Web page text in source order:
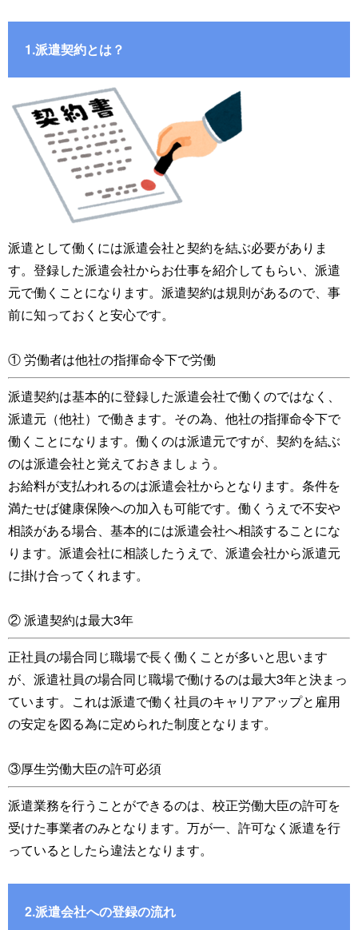
1.派遣契約とは？
派遣として働くには派遣会社と契約を結ぶ必要がありま
す。登録した派遣会社からお仕事を紹介してもらい、派遣
元で働くことになります。派遣契約は規則があるので、事
前に知っておくと安心です。
① 労働者は他社の指揮命令下で労働
派遣契約は基本的に登録した派遣会社で働くのではなく、
派遣元（他社）で働きます。その為、他社の指揮命令下で
働くことになります。働くのは派遣元ですが、契約を結ぶ
のは派遣会社と覚えておきましょう。
お給料が支払われるのは派遣会社からとなります。条件を
満たせば健康保険への加入も可能です。働くうえで不安や
相談がある場合、基本的には派遣会社へ相談することにな
ります。派遣会社に相談したうえで、派遣会社から派遣元
に掛け合ってくれます。
② 派遣契約は最大3年
正社員の場合同じ職場で長く働くことが多いと思います
が、派遣社員の場合同じ職場で働けるのは最大3年と決まっ
ています。これは派遣で働く社員のキャリアアップと雇用
の安定を図る為に定められた制度となります。
③厚生労働大臣の許可必須
派遣業務を行うことができるのは、校正労働大臣の許可を
受けた事業者のみとなります。万が一、許可なく派遣を行
っているとしたら違法となります。
2.派遣会社への登録の流れ